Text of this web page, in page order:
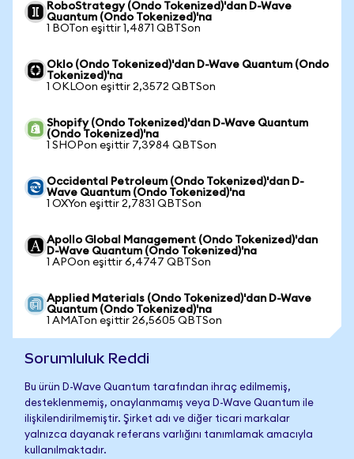
RoboStrategy (Ondo Tokenized)'dan D-Wave
Quantum (Ondo Tokenized)'na
1 BOTon eşittir 1,4871 QBTSon
Oklo (Ondo Tokenized)'dan D-Wave Quantum (Ondo
Tokenized)'na
1 OKLOon eşittir 2,3572 QBTSon
Shopify (Ondo Tokenized)'dan D-Wave Quantum
(Ondo Tokenized)'na
1 SHOPon eşittir 7,3984 QBTSon
Occidental Petroleum (Ondo Tokenized)'dan D-
Wave Quantum (Ondo Tokenized)'na
1 OXYon eşittir 2,7831 QBTSon
Apollo Global Management (Ondo Tokenized)'dan
D-Wave Quantum (Ondo Tokenized)'na
1 APOon eşittir 6,4747 QBTSon
Applied Materials (Ondo Tokenized)'dan D-Wave
Quantum (Ondo Tokenized)'na
1 AMATon eşittir 26,5605 QBTSon
Sorumluluk Reddi
Bu ürün D-Wave Quantum tarafından ihraç edilmemiş,
desteklenmemiş, onaylanmamış veya D-Wave Quantum ile
ilişkilendirilmemiştir. Şirket adı ve diğer ticari markalar
yalnızca dayanak referans varlığını tanımlamak amacıyla
kullanılmaktadır.